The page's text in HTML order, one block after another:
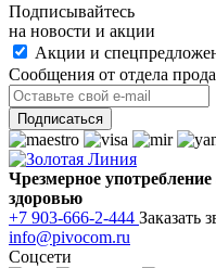
Подписывайтесь
на новости и акции
Акции и
Сообщения от отдела
Чрезмерное
здоровью
+7 903-666-2-444 Заказать
info@pivocom.ru
Соцсети